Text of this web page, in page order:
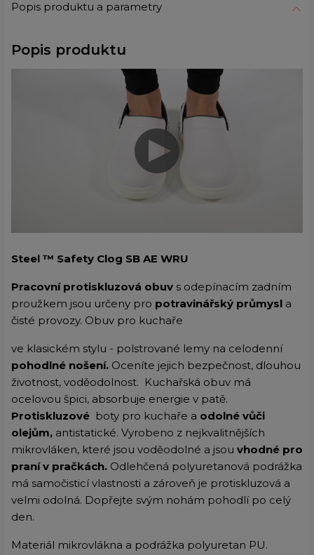
Popis produktu a parametry
Popis produktu
Steel ™ Safety Clog SB AE WRU
Pracovní protiskluzová obuv s odepínacím zadním
proužkem jsou určeny pro potravinářský průmysl a
čisté provozy. Obuv pro kuchaře
ve klasickém stylu - polstrované lemy na celodenní
pohodlné nošení. Oceníte jejich bezpečnost, dlouhou
životnost, voděodolnost. Kuchařská obuv má
ocelovou špici, absorbuje energie v patě.
Protiskluzové boty pro kuchaře a odolné vůči
olejům, antistatické. Vyrobeno z nejkvalitnějších
mikrovláken, které jsou voděodolné a jsou vhodné pro
praní v pračkách. Odlehčená polyuretanová podrážka
má samočisticí vlastnosti a zároveň je protiskluzová a
velmi odolná. Dopřejte svým nohám pohodlí po celý
den.
Materiál mikrovlákna a podrážka polyuretan PU.